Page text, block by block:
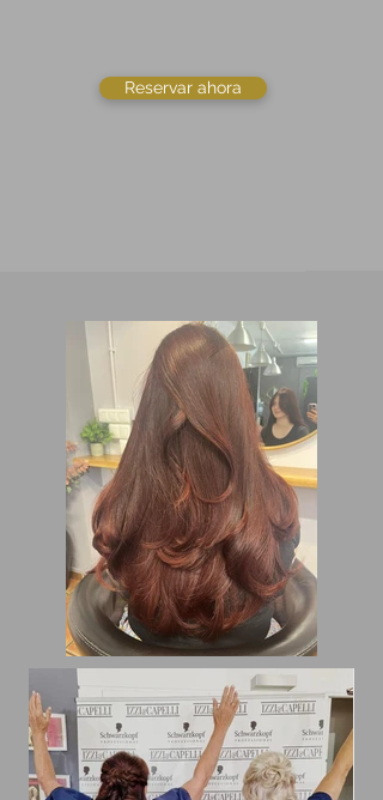
Reservar ahora